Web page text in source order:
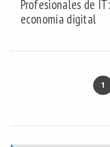
Profesionales de
economía digital
1